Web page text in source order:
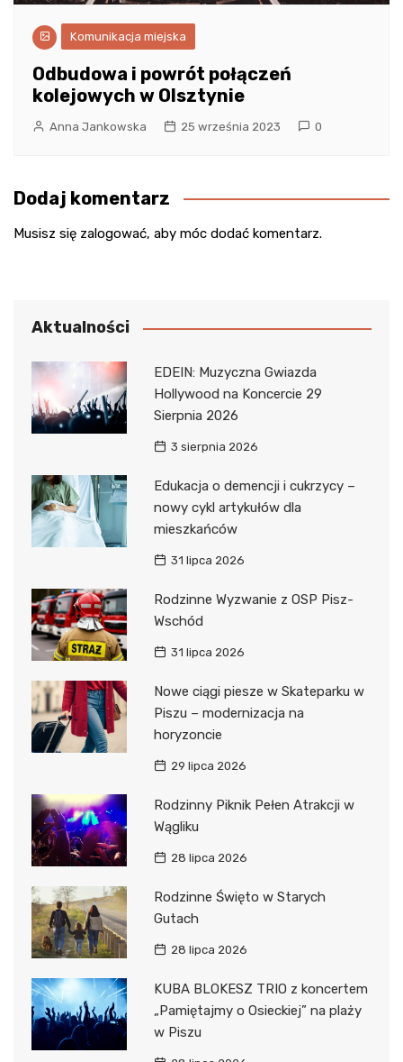
Komunikacja miejska
Odbudowa i powrót połączeń
kolejowych w Olsztynie
Anna Jankowska 25 września 2023 0
Dodaj komentarz
Musisz się zalogować, aby móc dodać komentarz.
Aktualności
EDEIN: Muzyczna Gwiazda
Hollywood na Koncercie 29
Sierpnia 2026
3 sierpnia 2026
Edukacja o demencji i cukrzycy –
nowy cykl artykułów dla
mieszkańców
31 lipca 2026
Rodzinne Wyzwanie z OSP Pisz-
Wschód
31 lipca 2026
Nowe ciągi piesze w Skateparku w
Piszu – modernizacja na
horyzoncie
29 lipca 2026
Rodzinny Piknik Pełen Atrakcji w
Wągliku
28 lipca 2026
Rodzinne Święto w Starych
Gutach
28 lipca 2026
KUBA BLOKESZ TRIO z koncertem
„Pamiętajmy o Osieckiej” na plaży
w Piszu